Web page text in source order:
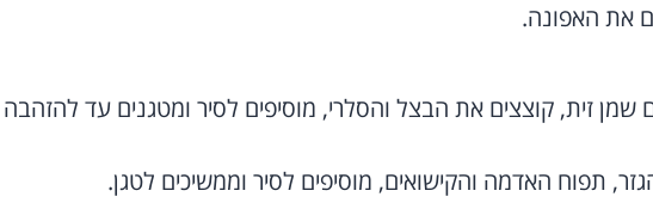
את האפונה.
זית, קוצצים את הבצל והסלרי, מוסיפים לסיר ומטגנים עד להזהבה
תפוח האדמה והקישואים, מוסיפים לסיר וממשיכים לטגן.